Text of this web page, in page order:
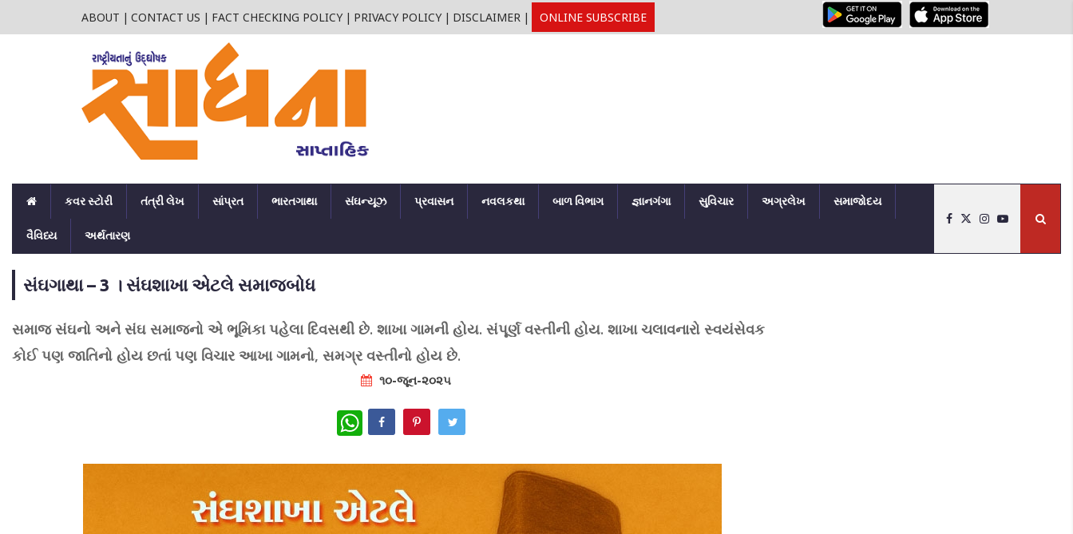
ABOUT | CONTACT US | FACT CHECKING POLICY | PRIVACY POLICY | DISCLAIMER | ONLINE SUBSCRIBE
કવર સ્ટોરી તંત્રી લેખ સાંપ્રત ભારતગાથા સંઘન્યૂઝ પ્રવાસન નવલકથા બાળ વિભાગ જ્ઞાનગંગા સુવિચાર અગ્રલેખ સમાજોદય
વૈવિધ્ય અર્થતારણ
સંઘગાથા – 3 । સંઘશાખા એટલે સમાજબોધ
સમાજ સંઘનો અને સંઘ સમાજનો એ ભૂમિકા પહેલા દિવસથી છે. શાખા ગામની હોય. સંપૂર્ણ વસ્તીની હોય. શાખા ચલાવનારો સ્વયંસેવક
કોઈ પણ જાતિનો હોય છતાં પણ વિચાર આખા ગામનો, સમગ્ર વસ્તીનો હોય છે.
૧૦-જૂન-૨૦૨૫
WhatsApp